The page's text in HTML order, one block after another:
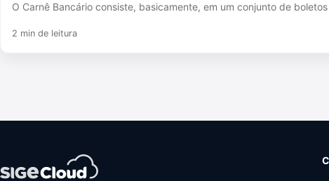
O Carnê Bancário consiste, basicamente, em um conjunto de
2 min de leitura